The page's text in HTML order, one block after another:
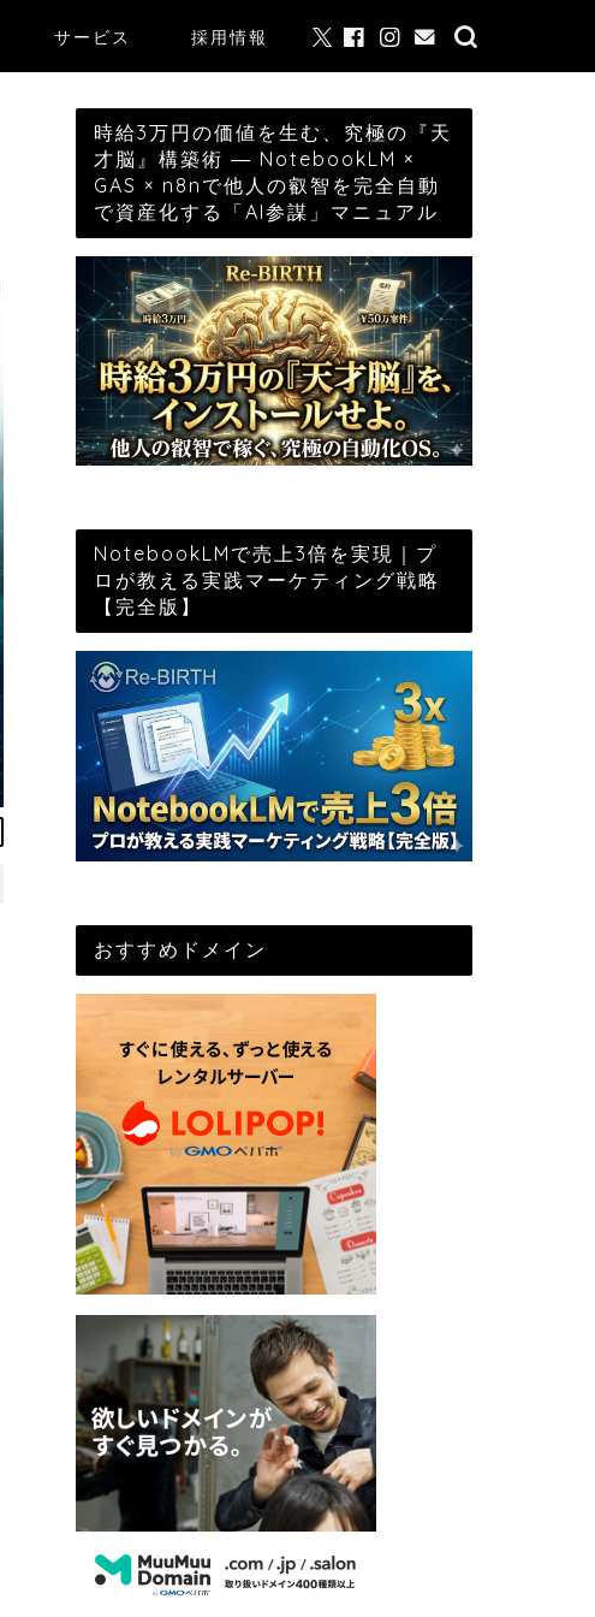
サービス 採用情報
時給3万円の価値を生む、究極の『天
才脳』構築術 ― NotebookLM ×
GAS × n8nで他人の叡智を完全自動
で資産化する「AI参謀」マニュアル
NotebookLMで売上3倍を実現｜プ
ロが教える実践マーケティング戦略
【完全版】
おすすめドメイン